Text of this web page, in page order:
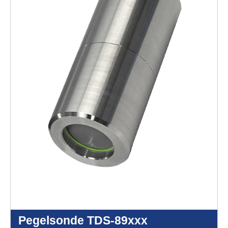
verarbeitet werden, und legen Sie Ihre Präferenzen
im Abschnitt Einzelheiten fest.
Wir verwenden Cookies, um Inhalte und Anzeigen zu
personalisieren, Funktionen für soziale Medien anbieten
zu können und die Zugriffe auf unsere Website zu
analysieren. Außerdem geben wir Informationen zu Ihrer
Verwendung unserer Website an unsere Partner für
soziale Medien, Werbung und Analysen weiter. Unsere
Partner können diese Daten mit weiteren Informationen
zusammenführen.
Hier finden Sie unserImpressum
Datenschutzerklärung .
Pegelsonde TDS-89xxx